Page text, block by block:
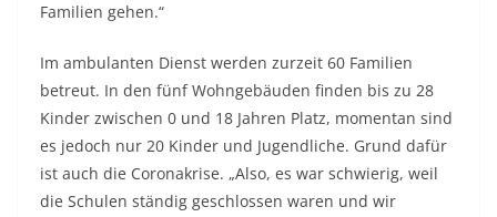
Familien gehen.“
Im ambulanten Dienst werden zurzeit 60 Familien
betreut. In den fünf Wohngebäuden finden bis zu 28
Kinder zwischen 0 und 18 Jahren Platz, momentan sind
es jedoch nur 20 Kinder und Jugendliche. Grund dafür
ist auch die Coronakrise. „Also, es war schwierig, weil
die Schulen ständig geschlossen waren und wir